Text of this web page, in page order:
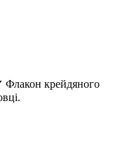
Флакон крейдяного